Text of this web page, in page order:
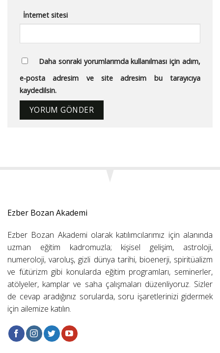
İnternet sitesi
Daha sonraki yorumlarımda kullanılması için adım,
e-posta adresim ve site adresim bu tarayıcıya
kaydedilsin.
Ezber Bozan Akademi
Ezber Bozan Akademi olarak katılımcılarımız için alanında
uzman eğitim kadromuzla; kişisel gelişim, astroloji,
numeroloji, varoluş, gizli dünya tarihi, bioenerji, spiritüalizm
ve fütürizm gibi konularda eğitim programları, seminerler,
atölyeler, kamplar ve saha çalışmaları düzenliyoruz. Sizler
de cevap aradığınız sorularda, soru işaretlerinizi gidermek
için ailemize katılın.